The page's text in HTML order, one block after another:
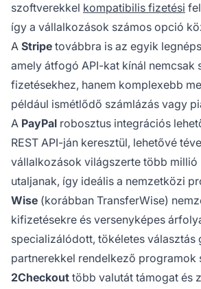
szoftverekkel kompatibilis fizetési
így a vállalkozások számos opció
A Stripe továbbra is az egyik
amely átfogó API-kat kínál nemcsak
fizetésekhez, hanem komplexebb
például ismétlődő számlázás vagy
A PayPal robosztus integrációs
REST API-ján keresztül, lehetővé
vállalkozások világszerte több millió
utaljanak, így ideális a nemzetközi
Wise (korábban TransferWise)
kifizetésekre és versenyképes
specializálódott, tökéletes választás
partnerekkel rendelkező programok
2Checkout több valutát támogat és